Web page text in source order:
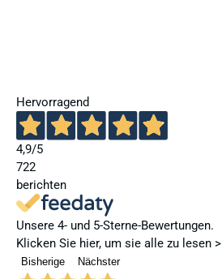
Hervorragend
4,9/5
722
berichten
Unsere 4- und 5-Sterne-Bewertungen.
Klicken Sie hier, um sie alle zu lesen >
Bisherige Nächster